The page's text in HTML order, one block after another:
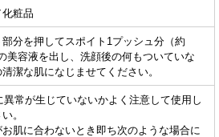
化粧品
部分を押してスポイト1プッシュ分（約
美容液を出し、洗顔後の何もついていな
潔な肌になじませてください。
異常が生じていないかよく注意して使用し
。
肌に合わないとき即ち次のような場合に